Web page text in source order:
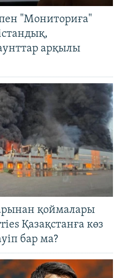
"Мониториға"
арқылы
қоймалары
Қазақстанға көз
бар ма?